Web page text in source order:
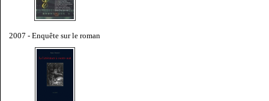
2007 - Enquête sur le roman